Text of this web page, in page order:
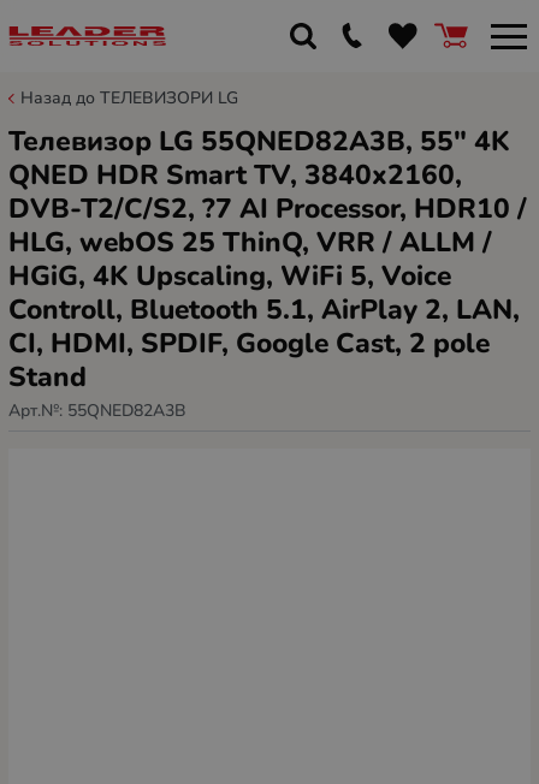
Назад до ТЕЛЕВИЗОРИ LG
Телевизор LG 55QNED82A3B, 55" 4K
QNED HDR Smart TV, 3840x2160,
DVB-T2/C/S2, ?7 AI Processor, HDR10 /
HLG, webOS 25 ThinQ, VRR / ALLM /
HGiG, 4K Upscaling, WiFi 5, Voice
Controll, Bluetooth 5.1, AirPlay 2, LAN,
CI, HDMI, SPDIF, Google Cast, 2 pole
Stand
Арт.№: 55QNED82A3B